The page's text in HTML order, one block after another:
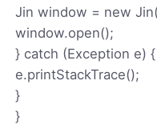
Jin window = new
window.open();
} catch (Exception e) {
e.printStackTrace();
}
}